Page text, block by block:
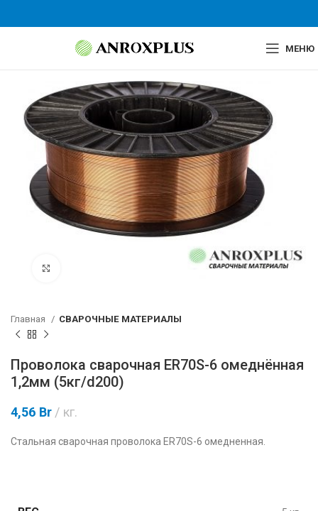
МЕНЮ
Главная СВАРОЧНЫЕ МАТЕРИАЛЫ
Проволока сварочная ER70S-6 омеднённая
1,2мм (5кг/d200)
4,56 Br кг.
Стальная сварочная проволока ER70S-6 омедненная.